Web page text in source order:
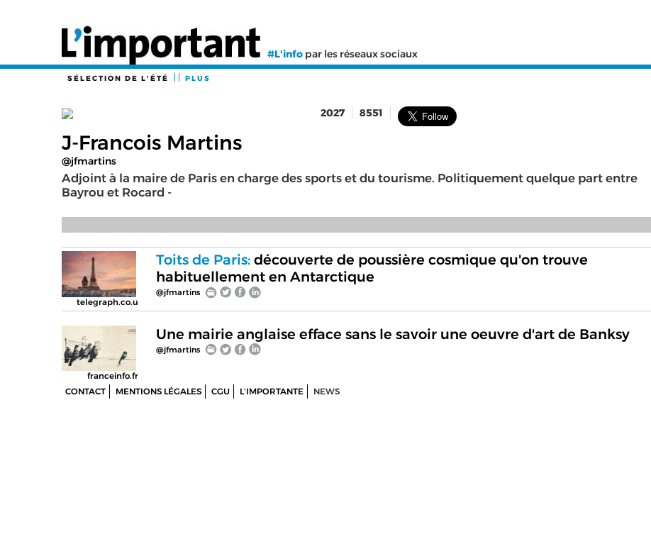
#L'info par les réseaux sociaux
SÉLECTION DE L'ÉTÉ PLUS
2027 8551
J-Francois Martins
@jfmartins
Adjoint à la maire de Paris en charge des sports et du tourisme. Politiquement quelque part entre
Bayrou et Rocard -
telegraph.co.u
Toits de Paris:découverte de poussière cosmique qu'on trouve
habituellement en Antarctique
@jfmartins
franceinfo.fr
Une mairie anglaise efface sans le savoir une oeuvre d'art de Banksy
@jfmartins
CONTACT MENTIONS LÉGALES CGU L'IMPORTANTE NEWS